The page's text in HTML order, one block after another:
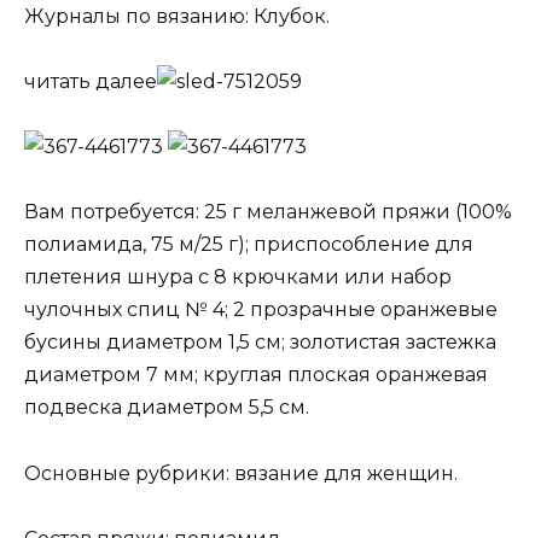
Журналы по вязанию: Клубок.
читать далее
Вам потребуется: 25 г меланжевой пряжи (100%
полиамида, 75 м/25 г); приспособление для
плетения шнура с 8 крючками или набор
чулочных спиц № 4; 2 прозрачные оранжевые
бусины диаметром 1,5 см; золотистая застежка
диаметром 7 мм; круглая плоская оранжевая
подвеска диаметром 5,5 см.
Основные рубрики: вязание для женщин.